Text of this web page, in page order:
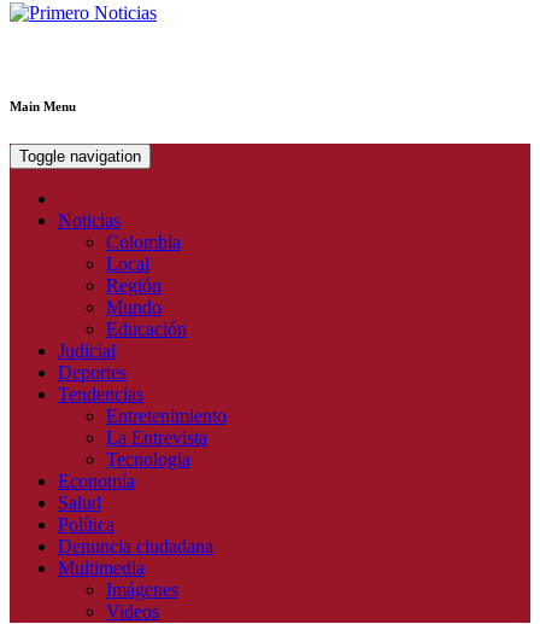
Main Menu
Toggle navigation
Noticias
Colombia
Local
Región
Mundo
Educación
Judicial
Deportes
Tendencias
Entretenimiento
La Entrevista
Tecnologia
Economía
Salud
Política
Denuncia ciudadana
Multimedia
Imágenes
Videos